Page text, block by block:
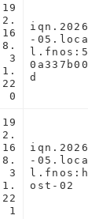
19
2.
16
8.
3
1.
22
0
iqn.2026
-05.loca
l.fnos:5
0a337b00
d
19
2.
16
8.
3
1.
22
1
iqn.2026
-05.loca
l.fnos:h
ost-02